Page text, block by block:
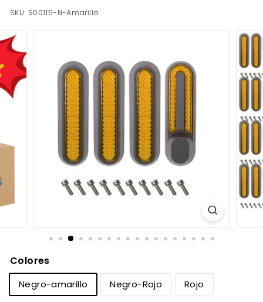
S.
O
M
SKU: S00115-N-Amarillo
Colores
Negro-amarillo Negro-Rojo Rojo